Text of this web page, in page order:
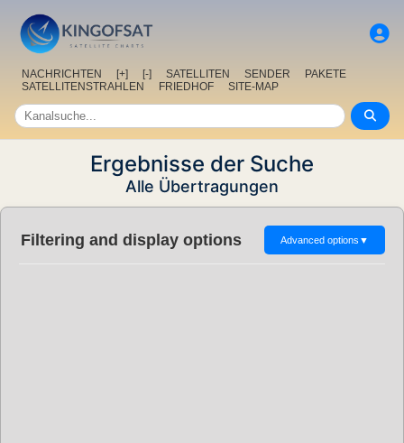
NACHRICHTEN [+] [-] SATELLITEN SENDER
PAKETE
SATELLITENSTRAHLEN
FRIEDHOF SITE-MAP
Ergebnisse der Suche
Alle Übertragungen
Filtering and display options Advanced options ▼